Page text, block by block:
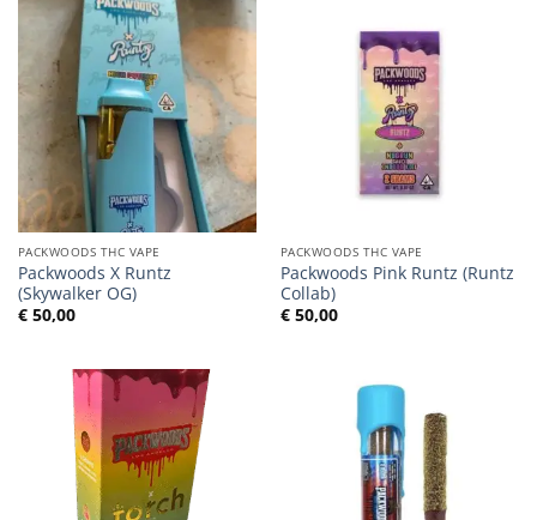
PACKWOODS THC VAPE
Packwoods X Runtz
(Skywalker OG)
€50,00
PACKWOODS THC VAPE
Packwoods Pink Runtz (Runtz
Collab)
€50,00